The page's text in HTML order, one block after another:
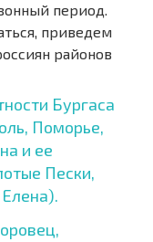
период.
приведем
районов
Бургаса
Поморье,
и ее
Пески,